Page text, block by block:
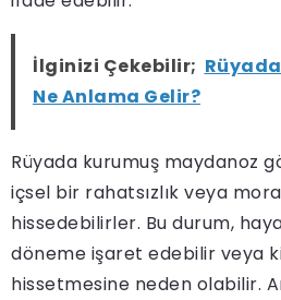
İlginizi Çekebilir;
Ne Anlama Gelir?
Rüyada kurumuş maydanoz
içsel bir rahatsızlık veya
hissedebilirler. Bu durum,
döneme işaret edebilir veya
hissetmesine neden olabilir.